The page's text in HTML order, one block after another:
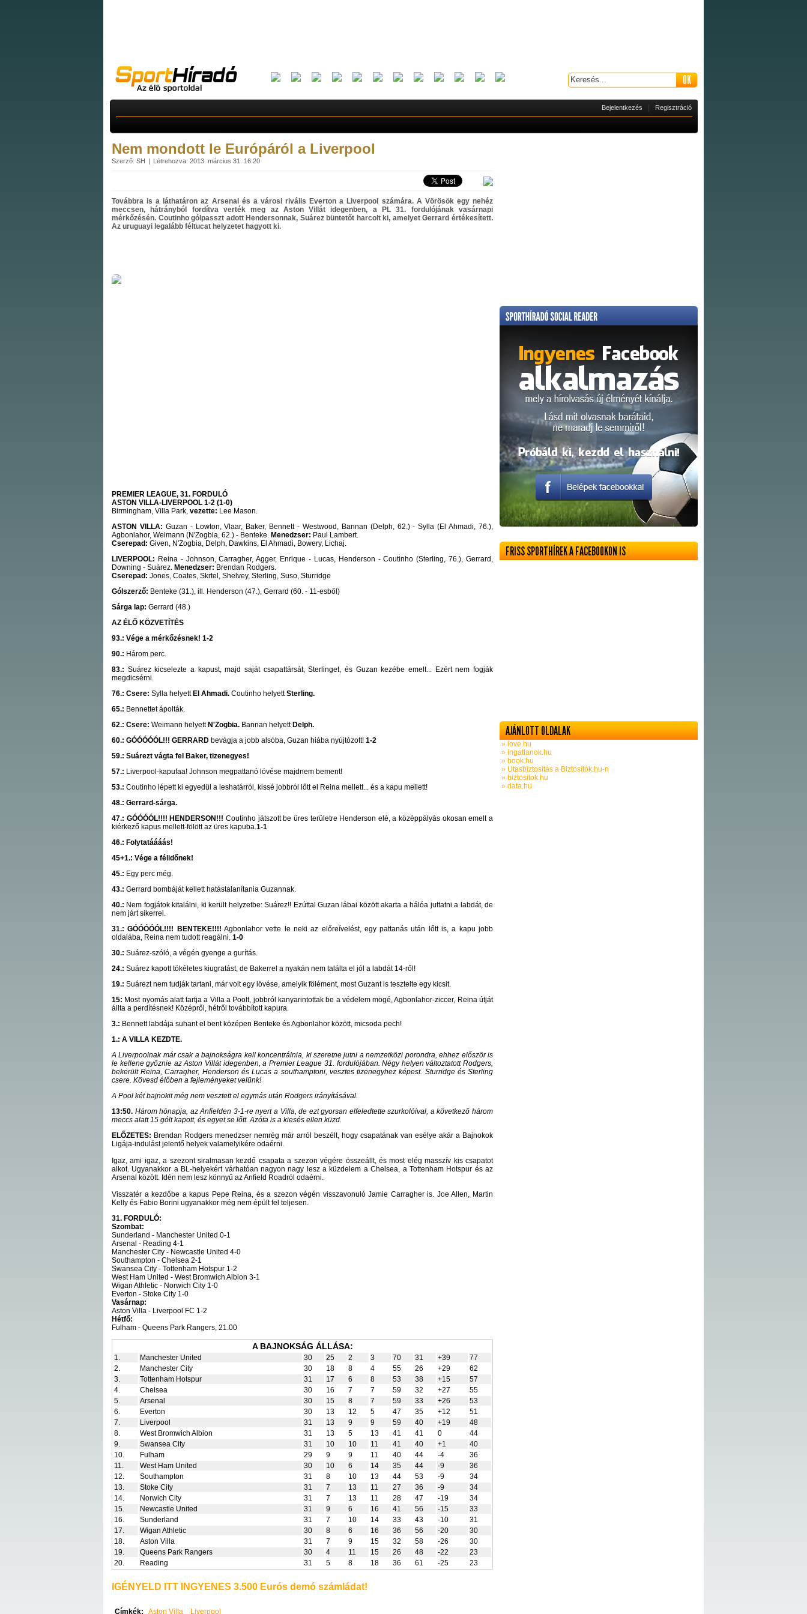
Bejelentkezés Regisztráció
Nem mondott le Európáról a Liverpool
Szerző: SH Létrehozva: 2013. március 31. 16:20
Továbbra is a láthatáron az Arsenal és a városi rivális Everton a Liverpool számára. A Vörösök egy nehéz
meccsen, hátrányból fordítva verték meg az Aston Villát idegenben, a PL 31. fordulójának vasárnapi
mérkőzésén. Coutinho gólpasszt adott Hendersonnak, Suárez büntetőt harcolt ki, amelyet Gerrard értékesített.
Az uruguayi legalább féltucat helyzetet hagyott ki.
PREMIER LEAGUE, 31. FORDULÓ
ASTON VILLA-LIVERPOOL 1-2 (1-0)
Birmingham, Villa Park, vezette: Lee Mason.
ASTON VILLA: Guzan - Lowton, Vlaar, Baker, Bennett - Westwood, Bannan (Delph, 62.) - Sylla (El Ahmadi, 76.),
Agbonlahor, Weimann (N'Zogbia, 62.) - Benteke. Menedzser: Paul Lambert.
Cserepad: Given, N'Zogbia, Delph, Dawkins, El Ahmadi, Bowery, Lichaj.
LIVERPOOL: Reina - Johnson, Carragher, Agger, Enrique - Lucas, Henderson - Coutinho (Sterling, 76.), Gerrard,
Downing - Suárez. Menedzser: Brendan Rodgers.
Cserepad: Jones, Coates, Skrtel, Shelvey, Sterling, Suso, Sturridge
Gólszerző: Benteke (31.), ill. Henderson (47.), Gerrard (60. - 11-esből)
Sárga lap: Gerrard (48.)
AZ ÉLŐ KÖZVETÍTÉS
93.: Vége a mérkőzésnek! 1-2
90.: Három perc.
83.: Suárez kicselezte a kapust, majd saját csapattársát, Sterlinget, és Guzan kezébe emelt... Ezért nem fogják
megdicsérni.
76.: Csere: Sylla helyett El Ahmadi. Coutinho helyettSterling.
65.: Bennettet ápolták.
62.: Csere: Weimann helyett N'Zogbia. Bannan helyettDelph.
60.: GÓÓÓÓÓL!!! GERRARD bevágja a jobb alsóba, Guzan hiába nyújtózott! 1-2
59.: Suárezt vágta fel Baker, tizenegyes!
57.: Liverpool-kapufaa! Johnson megpattanó lövése majdnem bement!
53.: Coutinho lépett ki egyedül a leshatárról, kissé jobbról lőtt el Reina mellett... és a kapu mellett!
48.: Gerrard-sárga.
47.: GÓÓÓÓL!!!! HENDERSON!!! Coutinho játszott be üres területre Henderson elé, a középpályás okosan emelt a
kiérkező kapus mellett-fölött az üres kapuba.1-1
46.: Folytatáááás!
45+1.: Vége a félidőnek!
45.: Egy perc még.
43.: Gerrard bombáját kellett hatástalanítania Guzannak.
40.: Nem fogjátok kitalálni, ki került helyzetbe: Suárez!! Ezúttal Guzan lábai között akarta a hálóa juttatni a labdát, de
nem járt sikerrel.
31.: GÓÓÓÓÓL!!!! BENTEKE!!!! Agbonlahor vette le neki az előreívelést, egy pattanás után lőtt is, a kapu jobb
oldalába, Reina nem tudott reagálni. 1-0
30.: Suárez-szóló, a végén gyenge a gurítás.
24.: Suárez kapott tökéletes kiugratást, de Bakerrel a nyakán nem találta el jól a labdát 14-ről!
19.: Suárezt nem tudják tartani, már volt egy lövése, amelyik fölément, most Guzant is tesztelte egy kicsit.
15: Most nyomás alatt tartja a Villa a Poolt, jobbról kanyarintottak be a védelem mögé, Agbonlahor-ziccer, Reina útját
állta a perdítésnek! Középről, hétről továbbított kapura.
3.: Bennett labdája suhant el bent középen Benteke és Agbonlahor között, micsoda pech!
1.: A VILLA KEZDTE.
A Liverpoolnak már csak a bajnokságra kell koncentrálnia, ki szeretne jutni a nemzetközi porondra, ehhez először is
le kellene győznie az Aston Villát idegenben, a Premier League 31. fordulójában. Négy helyen változtatott Rodgers,
bekerült Reina, Carragher, Henderson és Lucas a southamptoni, vesztes tizenegyhez képest. Sturridge és Sterling
csere. Kövesd élőben a fejleményeket velünk!
A Pool két bajnokit még nem vesztett el egymás után Rodgers irányításával.
13:50. Három hónapja, az Anfielden 3-1-re nyert a Villa, de ezt gyorsan elfeledtette szurkolóival, a következő három
meccs alatt 15 gólt kapott, és egyet se lőtt. Azóta is a kiesés ellen küzd.
ELŐZETES: Brendan Rodgers menedzser nemrég már arról beszélt, hogy csapatának van esélye akár a Bajnokok
Ligája-indulást jelentő helyek valamelyikére odaérni.
Igaz, ami igaz, a szezont siralmasan kezdő csapata a szezon végére összeállt, és most elég masszív kis csapatot
alkot. Ugyanakkor a BL-helyekért várhatóan nagyon nagy lesz a küzdelem a Chelsea, a Tottenham Hotspur és az
Arsenal között. Idén nem lesz könnyű az Anfield Roadról odaérni.
Visszatér a kezdőbe a kapus Pepe Reina, és a szezon végén visszavonuló Jamie Carragher is. Joe Allen, Martin
Kelly és Fabio Borini ugyanakkor még nem épült fel teljesen.
31. FORDULÓ:
Szombat:
Sunderland - Manchester United 0-1
Arsenal - Reading 4-1
Manchester City - Newcastle United 4-0
Southampton - Chelsea 2-1
Swansea City - Tottenham Hotspur 1-2
West Ham United - West Bromwich Albion 3-1
Wigan Athletic - Norwich City 1-0
Everton - Stoke City 1-0
Vasárnap:
Aston Villa - Liverpool FC 1-2
Hétfő:
Fulham - Queens Park Rangers, 21.00
A BAJNOKSÁG ÁLLÁSA:
1. Manchester United 30 25 2 3 70 31 +39
77
2.
Manchester City 30 18 8 4 55 26 +29
62
3.
Tottenham Hotspur 31 17 6 8 53 38 +15
57
4.
Chelsea 30 16 7 7 59 32 +27
55
5.
Arsenal 30 15 8 7 59 33 +26
53
6.
Everton 30 13 12 5 47 35 +12
51
7.
Liverpool 31 13 9 9 59 40 +19
48
8.
West Bromwich Albion 31 13 5 13 41 41 0
44
9.
Swansea City 31 10 10 11 41 40 +1
40
10.
Fulham 29 9 9 11 40 44 -4
36
11.
West Ham United 30 10 6 14 35 44 -9
36
12.
Southampton 31 8 10 13 44 53 -9
34
13.
Stoke City 31 7 13 11 27 36 -9
34
14.
Norwich City 31 7 13 11 28 47 -19
34
15.
Newcastle United 31 9 6 16 41 56 -15
33
16.
Sunderland 31 7 10 14 33 43 -10
31
17.
Wigan Athletic 30 8 6 16 36 56 -20
30
18.
Aston Villa 31 7 9 15 32 58 -26
30
19.
Queens Park Rangers 30 4 11 15 26 48 -22
23
20.
Reading 31 5 8 18 36 61 -25 23
IGÉNYELD ITT INGYENES 3.500 Eurós demó számládat!
Címkék: Aston Villa Liverpool
FRISS SPORTHÍREK A FACEBOOKON IS
AJÁNLOTT OLDALAK
» love.hu
» ingatlanok.hu
» book.hu
» Utasbiztosítás a Biztosítók.hu-n
» biztositok.hu
» data.hu